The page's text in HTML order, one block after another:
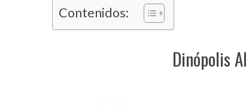
Contenidos:
Dinópolis